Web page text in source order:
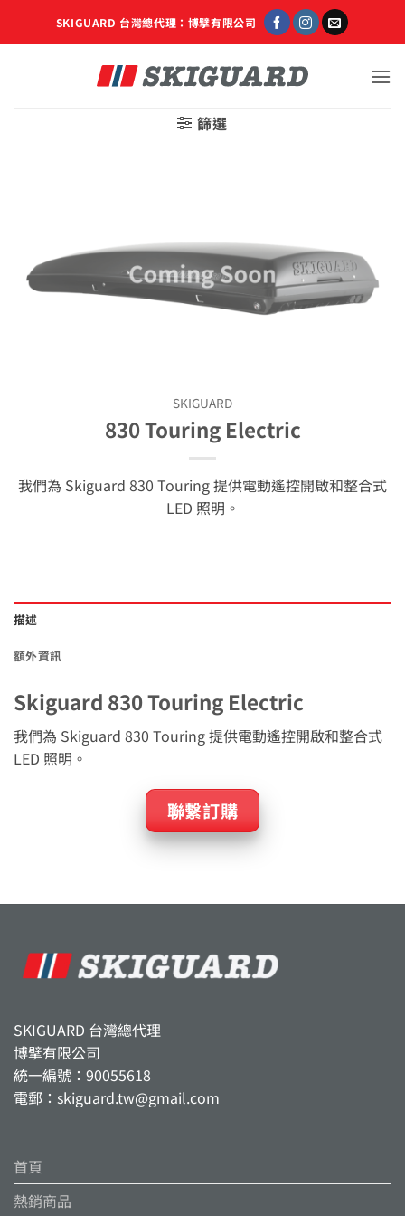
SKIGUARD 台灣總代理：博擘有限公司
篩選
SKIGUARD
830 Touring Electric
我們為 Skiguard 830 Touring 提供電動遙控開啟和整合式
LED 照明。
描述
額外資訊
Skiguard 830 Touring Electric
我們為 Skiguard 830 Touring 提供電動遙控開啟和整合式
LED 照明。
聯繫訂購
SKIGUARD 台灣總代理
博擘有限公司
統一編號：90055618
電郵：skiguard.tw@gmail.com
首頁
熱銷商品